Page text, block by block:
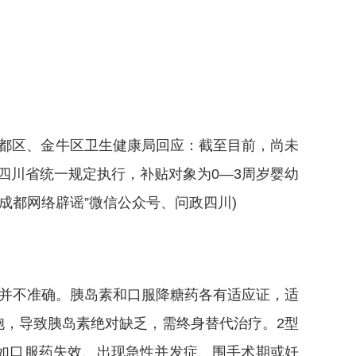
、金牛区卫生健康局回应：截至目前，尚未
川省统一规定执行，补贴对象为0—3周岁婴幼
都网络辟谣”微信公众号、问政四川)
准确。胰岛素和口服降糖药各有适应证，适
导致胰岛素绝对缺乏，需终身替代治疗。2型
口服药失效、出现急性并发症、围手术期或妊